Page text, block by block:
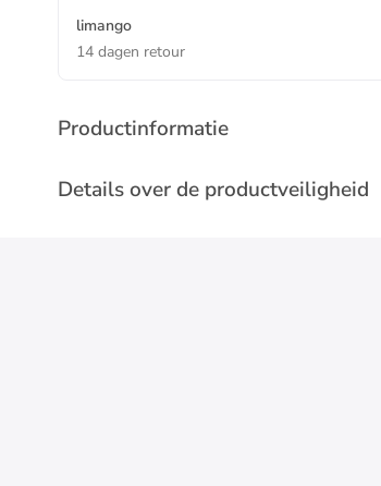
limango
14 dagen retour
Productinformatie
Details over de productveiligheid